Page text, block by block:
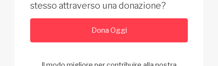
stesso attraverso una donazione?
Dona Oggi